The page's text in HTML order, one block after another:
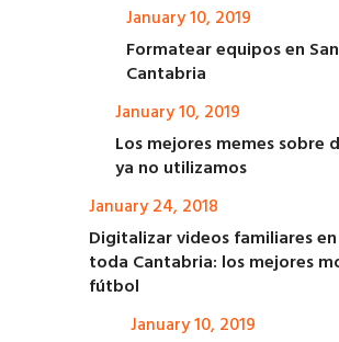
January 10, 2019
Formatear equipos en
Cantabria
January 10, 2019
Los mejores memes sobre
ya no utilizamos
January 24, 2018
Digitalizar videos familiares
toda Cantabria: los mejores
fútbol
January 10, 2019